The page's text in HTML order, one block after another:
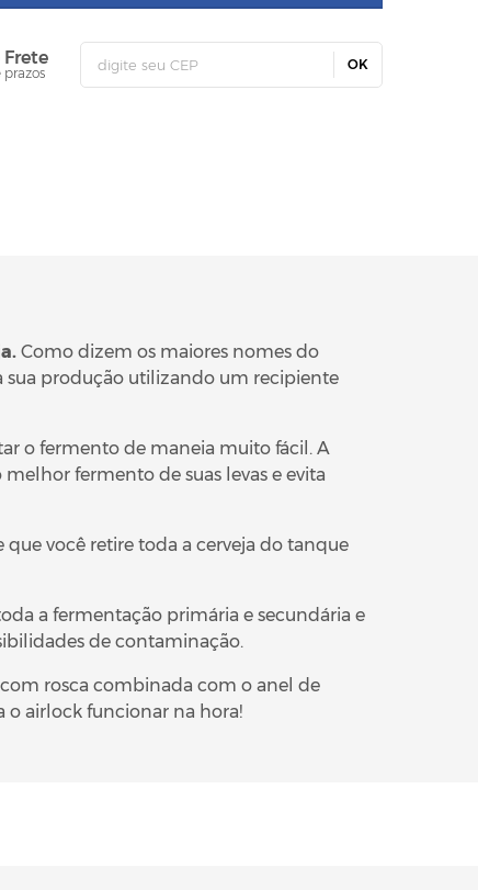
prazos
OK
Como dizem os maiores nomes do
sua produção utilizando um recipiente
o fermento de maneia muito fácil. A
fermento de suas levas e evita
você retire toda a cerveja do tanque
a fermentação primária e secundária e
de contaminação.
rosca combinada com o anel de
o airlock funcionar na hora!